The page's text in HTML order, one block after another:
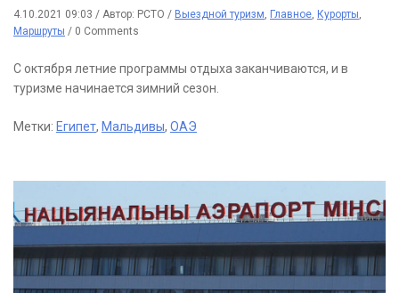
4.10.2021 09:03 / Автор: РСТО / Выездной туризм, Главное, Курорты,
Маршруты / 0 Comments
С октября летние программы отдыха заканчиваются, и в
туризме начинается зимний сезон.
Метки: Египет, Мальдивы, ОАЭ